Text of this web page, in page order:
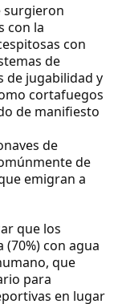
surgieron
con la
con
de
de jugabilidad y
cortafuegos
de manifiesto
de
de
emigran a
que los
con agua
que
para
en lugar